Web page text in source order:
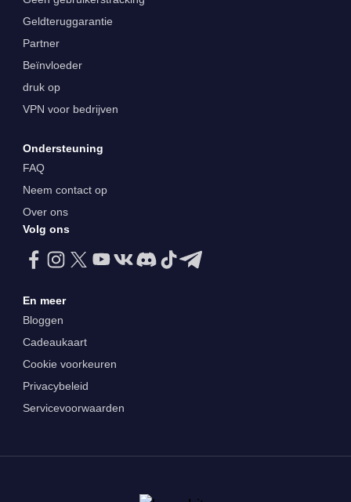
Geldteruggarantie
Partner
Beïnvloeder
druk op
VPN voor bedrijven
Ondersteuning
FAQ
Neem contact op
Over ons
Volg ons
En meer
Bloggen
Cadeaukaart
Cookie voorkeuren
Privacybeleid
Servicevoorwaarden